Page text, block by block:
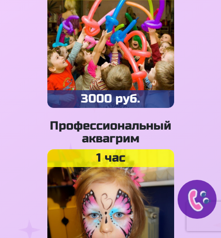
3000 руб.
Профессиональный
аквагрим
1 час